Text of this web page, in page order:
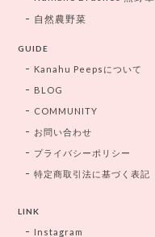
自然農野菜
GUIDE
Kanahu Peepsについて
BLOG
COMMUNITY
お問い合わせ
プライバシーポリシー
特定商取引法に基づく表記
LINK
Instagram